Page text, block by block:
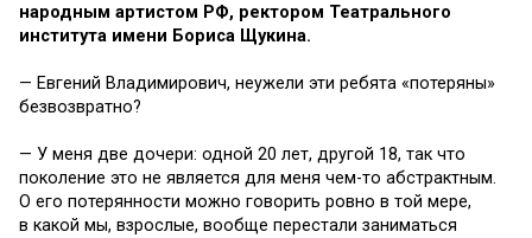
народным артистом РФ, ректором Театрального
института имени Бориса Щукина.
— Евгений Владимирович, неужели эти ребята «потеряны»
безвозвратно?
— У меня две дочери: одной 20 лет, другой 18, так что
поколение это не является для меня чем-то абстрактным.
О его потерянности можно говорить ровно в той мере,
в какой мы, взрослые, вообще перестали заниматься